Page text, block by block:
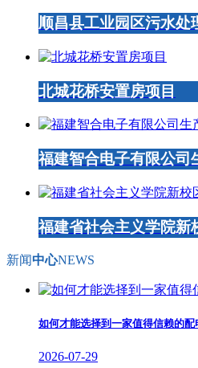
顺昌县工业园区污水处
北城花桥安置房项目
福建智合电子有限公司
福建省社会主义学院新
新闻中心NEWS
如何才能选择到一家值得信赖的配
2026-07-29